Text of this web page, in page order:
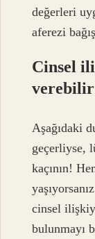
değerleri
aferezi
Cinsel
Aşağıdaki
geçerliyse,
kaçının!
cinsel
bulunmayı